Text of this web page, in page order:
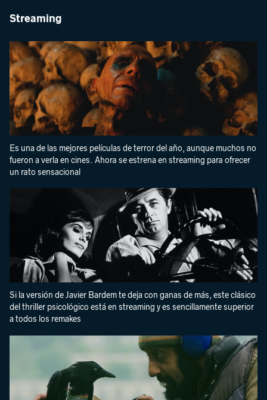
Streaming
Es una de las mejores películas de terror del año, aunque muchos no
fueron a verla en cines. Ahora se estrena en streaming para ofrecer
un rato sensacional
Si la versión de Javier Bardem te deja con ganas de más, este clásico
del thriller psicológico está en streaming y es sencillamente superior
a todos los remakes